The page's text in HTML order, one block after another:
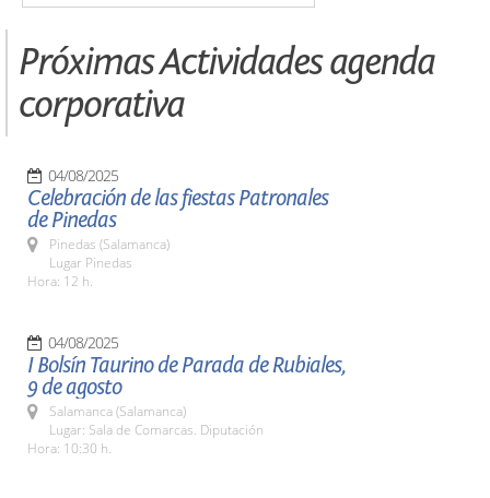
Próximas Actividades agenda
corporativa
04/08/2025
Celebración de las fiestas Patronales
de Pinedas
Pinedas (Salamanca)
Lugar Pinedas
Hora: 12 h.
04/08/2025
I Bolsín Taurino de Parada de Rubiales,
9 de agosto
Salamanca (Salamanca)
Lugar: Sala de Comarcas. Diputación
Hora: 10:30 h.